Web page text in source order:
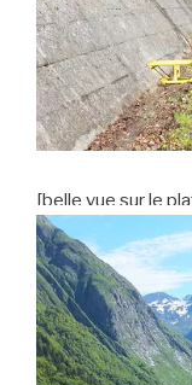
[belle vue sur le